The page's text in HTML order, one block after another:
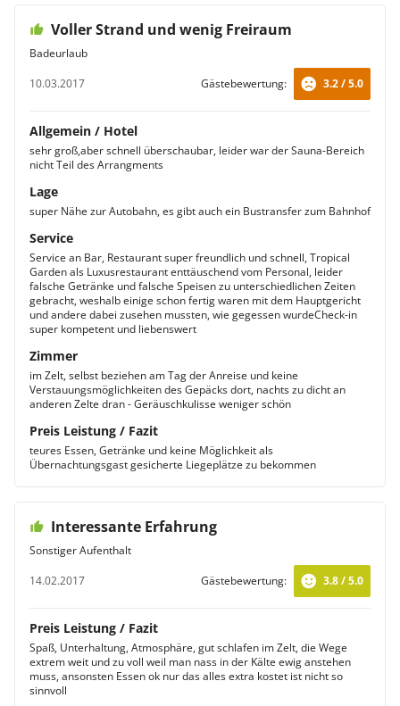
Voller Strand und wenig Freiraum
Badeurlaub
10.03.2017
Gästebewertung: 3.2 / 5.0
Allgemein / Hotel
sehr groß,aber schnell überschaubar, leider war der Sauna-Bereich
nicht Teil des Arrangments
Lage
super Nähe zur Autobahn, es gibt auch ein Bustransfer zum Bahnhof
Service
Service an Bar, Restaurant super freundlich und schnell, Tropical
Garden als Luxusrestaurant enttäuschend vom Personal, leider
falsche Getränke und falsche Speisen zu unterschiedlichen Zeiten
gebracht, weshalb einige schon fertig waren mit dem Hauptgericht
und andere dabei zusehen mussten, wie gegessen wurdeCheck-in
super kompetent und liebenswert
Zimmer
im Zelt, selbst beziehen am Tag der Anreise und keine
Verstauungsmöglichkeiten des Gepäcks dort, nachts zu dicht an
anderen Zelte dran - Geräuschkulisse weniger schön
Preis Leistung / Fazit
teures Essen, Getränke und keine Möglichkeit als
Übernachtungsgast gesicherte Liegeplätze zu bekommen
Interessante Erfahrung
Sonstiger Aufenthalt
14.02.2017
Gästebewertung: 3.8 / 5.0
Preis Leistung / Fazit
Spaß, Unterhaltung, Atmosphäre, gut schlafen im Zelt, die Wege
extrem weit und zu voll weil man nass in der Kälte ewig anstehen
muss, ansonsten Essen ok nur das alles extra kostet ist nicht so
sinnvoll